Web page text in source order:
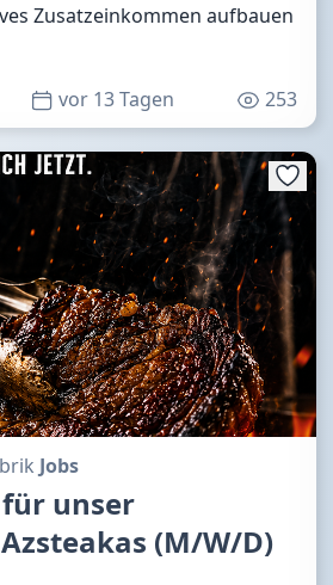
Zusatzeinkommen aufbauen
vor 13 Tagen 253
Jobs
unser
(M/W/D)